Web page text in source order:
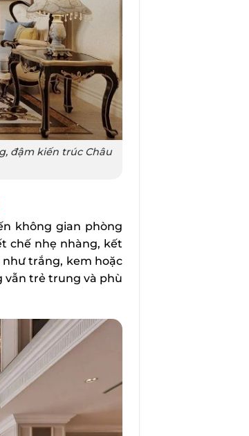
đậm kiến trúc Châu
không gian phòng
chế nhẹ nhàng, kết
trắng, kem hoặc
vẫn trẻ trung và phù